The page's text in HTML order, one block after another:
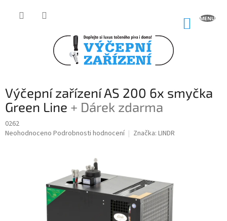
Výčepní zařízení AS 200 6x smyčka
Green Line + Dárek zdarma
0262
Průměrné
Neohodnoceno Podrobnosti hodnocení Značka: LINDR